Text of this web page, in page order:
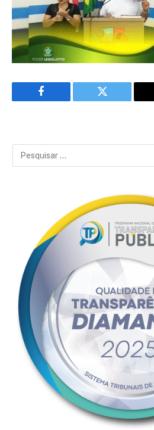
Facebook Twitter